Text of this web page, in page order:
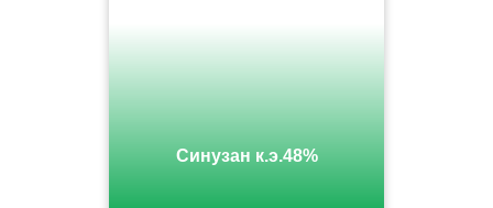
Синузан к.э.48%